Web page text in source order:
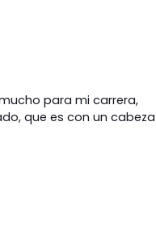
para mi carrera,
que es con un